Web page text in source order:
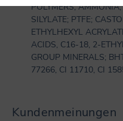
POLYMERS;
SILYLATE; PTFE;
ETHYLHEXYL
ACIDS, C16-18, 2-
GROUP MINERALS;
77266, CI 11710, CI
Kundenmeinungen